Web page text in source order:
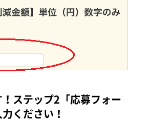
ステップ2「応募フォー
ください！